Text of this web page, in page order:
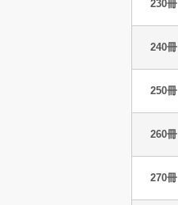
230冊
240冊
250冊
260冊
270冊